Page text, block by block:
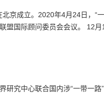
京成立。2020年4月24日，
盟国际顾问委员会会议。
12月
研究中心联合国内涉“一带一